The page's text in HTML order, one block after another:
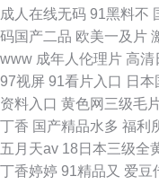
成人在线无码 91黑料不
码国产二品 欧美一及片
www 成年人伦理片 高清
97视屏 91看片入口 日
资料入口 黄色网三级毛
丁香 国产精品水多 福利
五月天av 18日本三级全
丁香婷婷 91精品又 爱豆